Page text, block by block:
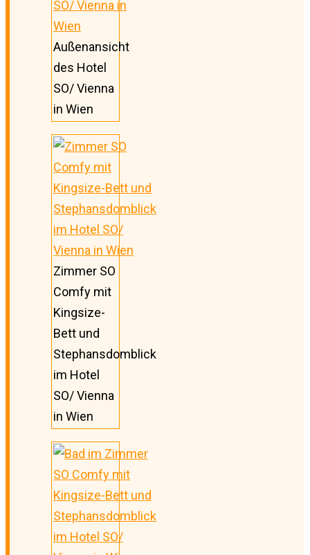
Außenansicht
des Hotel
SO/ Vienna
in Wien
Zimmer SO
Comfy mit
Kingsize-
Bett und
Stephansdomblick
im Hotel
SO/ Vienna
in Wien